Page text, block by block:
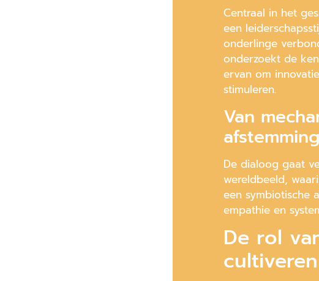
Centraal in het
een
onderlinge
onderzoekt de
ervan om
stimuleren.
Van
afstemming
De dialoog gaat
wereldbeeld,
een symbiotische
empathie en
De rol